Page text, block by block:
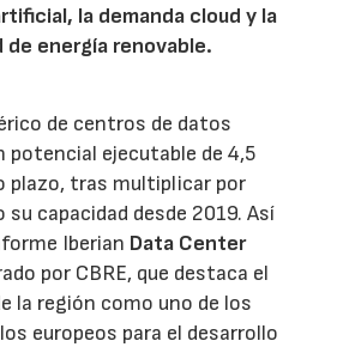
la demanda cloud y la
de energía renovable.
de centros de datos
potencial ejecutable de 4,5
plazo, tras multiplicar por
su capacidad desde 2019. Así
Iberian Data Center
por CBRE, que destaca el
la región como uno de los
europeos para el desarrollo